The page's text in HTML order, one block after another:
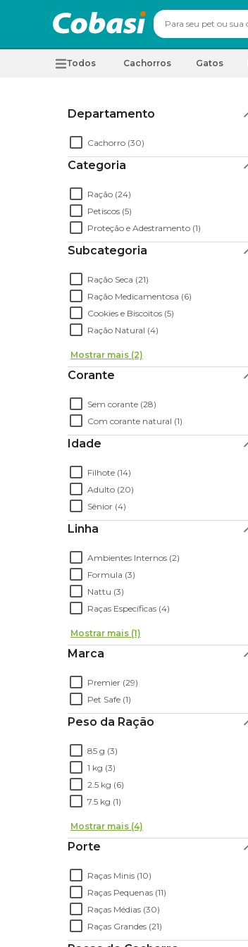
Todos Cachorros Gatos
Departamento
Cachorro (30)
Categoria
Ração (24)
Petiscos (5)
Proteção e Adestramento (1)
Subcategoria
Ração Seca (21)
Ração Medicamentosa (6)
Cookies e Biscoitos (5)
Ração Natural (4)
Mostrar mais (2)
Corante
Sem corante (28)
Com corante natural (1)
Idade
Filhote (14)
Adulto (20)
Sênior (4)
Linha
Ambientes Internos (2)
Formula (3)
Nattu (3)
Raças Específicas (4)
Mostrar mais (1)
Marca
Premier (29)
Pet Safe (1)
Peso da Ração
85 g (3)
1 kg (3)
2.5 kg (6)
7.5 kg (1)
Mostrar mais (4)
Porte
Raças Minis (10)
Raças Pequenas (11)
Raças Médias (30)
Raças Grandes (21)